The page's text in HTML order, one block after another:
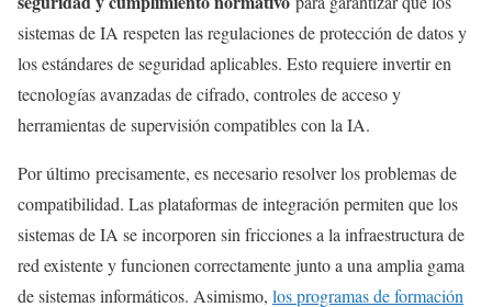
sistemas de IA respeten las regulaciones de protección de datos y
los estándares de seguridad aplicables. Esto requiere invertir en
tecnologías avanzadas de cifrado, controles de acceso y
herramientas de supervisión compatibles con la IA.
Por último precisamente, es necesario resolver los problemas de
compatibilidad. Las plataformas de integración permiten que los
sistemas de IA se incorporen sin fricciones a la infraestructura de
red existente y funcionen correctamente junto a una amplia gama
de sistemas informáticos. Asimismo, los programas de formación